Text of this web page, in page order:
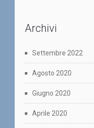
Archivi
Settembre 2022
Agosto 2020
Giugno 2020
Aprile 2020